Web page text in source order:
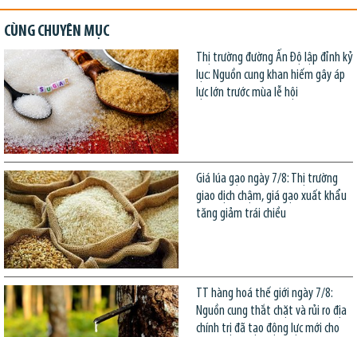
CÙNG CHUYÊN MỤC
Thị trường đường Ấn Độ lập đỉnh kỷ
lục: Nguồn cung khan hiếm gây áp
lực lớn trước mùa lễ hội
Giá lúa gạo ngày 7/8: Thị trường
giao dịch chậm, giá gạo xuất khẩu
tăng giảm trái chiều
TT hàng hoá thế giới ngày 7/8:
Nguồn cung thắt chặt và rủi ro địa
chính trị đã tạo động lực mới cho